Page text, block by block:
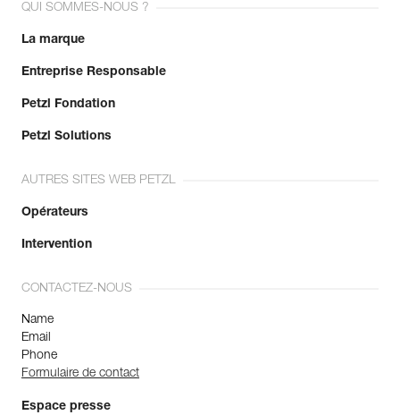
QUI SOMMES-NOUS ?
La marque
Entreprise Responsable
Petzl Fondation
Petzl Solutions
AUTRES SITES WEB PETZL
Opérateurs
Intervention
CONTACTEZ-NOUS
Name
Email
Phone
Formulaire de contact
Espace presse